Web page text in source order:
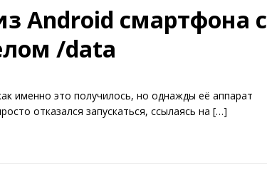
Android смартфона с
/data
именно это получилось, но однажды её аппарат
отказался запускаться, ссылаясь на […]